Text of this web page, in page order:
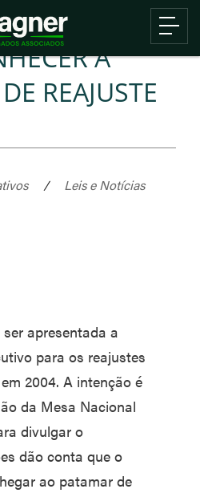
A
REAJUSTE
/
Leis e Notícias
apresentada a
para os reajustes
2004. A intenção é
da Mesa Nacional
divulgar o
dão conta que o
ao patamar de